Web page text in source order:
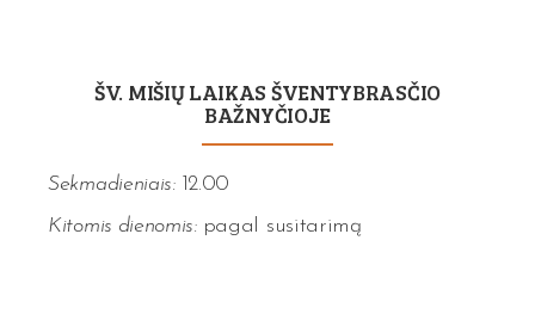
ŠV. MIŠIŲ LAIKAS ŠVENTYBRASČIO
BAŽNYČIOJE
Sekmadieniais: 12.00
Kitomis dienomis: pagal susitarimą